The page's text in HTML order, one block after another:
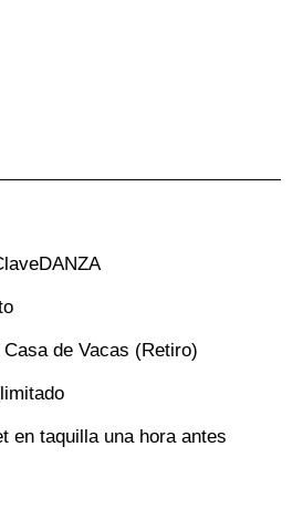
de Vacas (Retiro)
en taquilla una hora antes